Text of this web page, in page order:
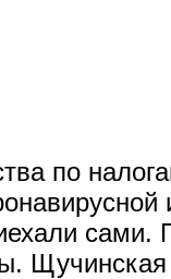
по
сами.
Щучинская